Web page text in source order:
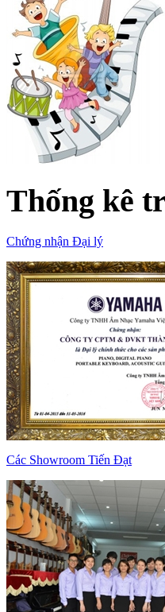
Thống kê
Chứng nhận Đại lý
Các Showroom Tiến Đạt